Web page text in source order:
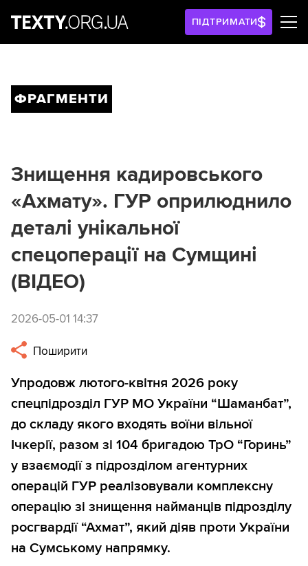
ПІДТРИМАТИ
ФРАГМЕНТИ
Знищення кадировського
«Ахмату». ГУР оприлюднило
деталі унікальної
спецоперації на Сумщині
(ВІДЕО)
2026-05-01 14:37
Поширити
Упродовж лютого-квітня 2026 року
спецпідрозділ ГУР МО України “Шаманбат”,
до складу якого входять воїни вільної
Ічкерії, разом зі 104 бригадою ТрО “Горинь”
у взаємодії з підрозділом агентурних
операцій ГУР реалізовували комплексну
операцію зі знищення найманців підрозділу
росгвардії “Ахмат”, який діяв проти України
на Сумському напрямку.